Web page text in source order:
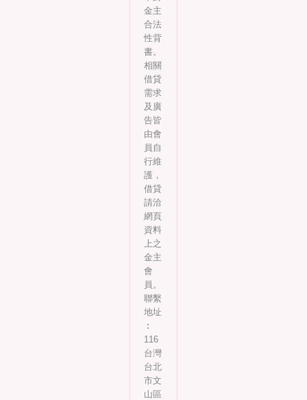
金主
合法
性背
書。
相關
借貸
需求
及廣
告皆
由會
員自
行維
護，
借貸
請洽
網頁
資料
上之
金主
會
員。
聯繫
地址
︰
116
台灣
台北
市文
山區